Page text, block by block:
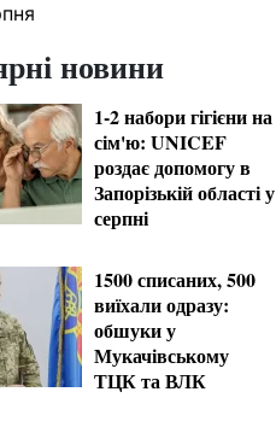
новини
1-2 набори гігієни на
сім'ю: UNICEF
роздає допомогу в
Запорізькій області у
серпні
1500 списаних, 500
виїхали одразу:
обшуки у
Мукачівському
ТЦК та ВЛК